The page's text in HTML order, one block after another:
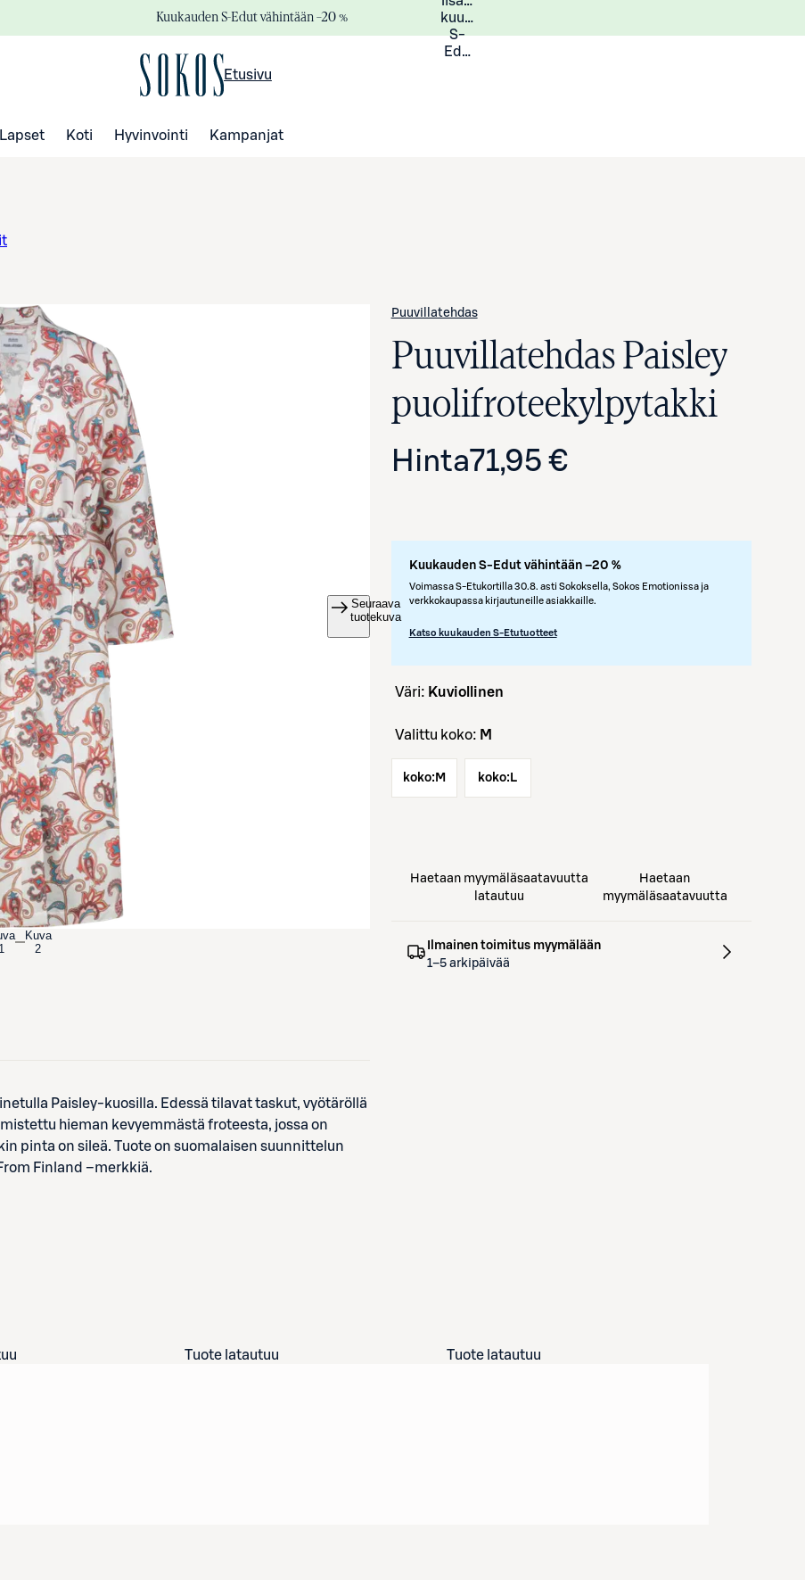
Kuukauden S-Edut vähintään –20 %
kuukauden
S-
Eduista
Etusivu
Lapset Koti Hyvinvointi Kampanjat
suurennettuna
Seuraava
tuotekuva
1
Kuva
2
Puuvillatehdas
Puuvillatehdas Paisley
puolifroteekylpytakki
Hinta71,95 €
Kuukauden S-Edut vähintään –20 %
Voimassa S-Etukortilla 30.8. asti Sokoksella, Sokos Emotionissa ja
verkkokaupassa kirjautuneille asiakkaille.
Katso kuukauden S-Etutuotteet
väri: Kuviollinen
Valittu koko: M
koko: M koko: L
Haetaan myymäläsaatavuutta
latautuu
Haetaan
myymäläsaatavuutta
Ilmainen toimitus myymälään
1–5 arkipäivää
Paisley-kuosilla. Edessä tilavat taskut, vyötäröllä
hieman kevyemmästä froteesta, jossa on
pinta on sileä. Tuote on suomalaisen suunnittelun
Finland –merkkiä.
Tuote latautuu Tuote latautuu